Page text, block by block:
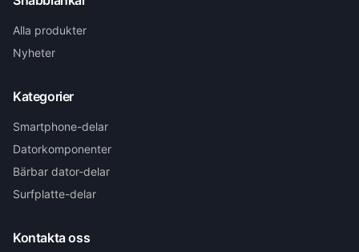
Alla produkter
Nyheter
Kategorier
Smartphone-delar
Datorkomponenter
Bärbar dator-delar
Surfplatte-delar
Kontakta oss